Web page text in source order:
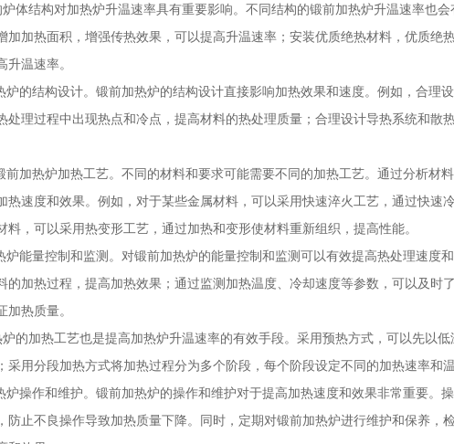
结构对加热炉升温速率具有重要影响。不同结构的锻前加热炉升温速率也会
加加热面积，增强传热效果，可以提高升温速率；安装优质绝热材料，优质绝
温速率。
结构设计。锻前加热炉的结构设计直接影响加热效果和速度。例如，合理
处理过程中出现热点和冷点，提高材料的热处理质量；合理设计导热系统和散
热炉加热工艺。不同的材料和要求可能需要不同的加热工艺。通过分析材
热速度和效果。例如，对于某些金属材料，可以采用快速淬火工艺，通过快速
料，可以采用热变形工艺，通过加热和变形使材料重新组织，提高性能。
量控制和监测。对锻前加热炉的能量控制和监测可以有效提高热处理速度
的加热过程，提高加热效果；通过监测加热温度、冷却速度等参数，可以及时
热质量。
加热工艺也是提高加热炉升温速率的有效手段。采用预热方式，可以先以低
采用分段加热方式将加热过程分为多个阶段，每个阶段设定不同的加热速率和
作和维护。锻前加热炉的操作和维护对于提高加热速度和效果非常重要。
防止不良操作导致加热质量下降。同时，定期对锻前加热炉进行维护和保养，